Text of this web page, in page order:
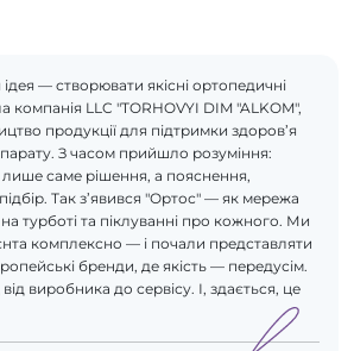
— створювати якісні ортопедичні
компанія LLC "TORHOVYI DIM "ALKOM",
продукції для підтримки здоров’я
З часом прийшло розуміння:
саме рішення, а пояснення,
Так з’явився "Ортос" — як мережа
турботі та піклуванні про кожного. Ми
комплексно — і почали представляти
бренди, де якість — передусім.
виробника до сервісу. І, здається, це